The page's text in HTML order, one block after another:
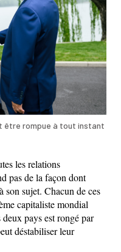
être rompue à tout instant
les relations
pas de la façon dont
sujet. Chacun de ces
capitaliste mondial
pays est rongé par
déstabiliser leur